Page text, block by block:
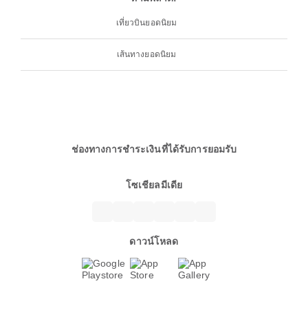
เที่ยวบินยอดนิยม
เส้นทางยอดนิยม
ช่องทางการชำระเงินที่ได้รับการยอมรับ
โซเชียลมีเดีย
ดาวน์โหลด